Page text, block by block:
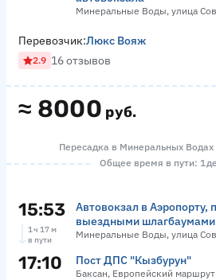
Минеральные Воды, улица
≈ 8000 руб.
Перевозчик:Люкс Вояж
2.9 16 отзывов
Пересадка в Минеральных Водах
Общее время в пути: 1
15:53
Автовокзал в Аэропорту,
выездными шлагбаумами
Минеральные Воды, улица
1 ч 17 м
в пути
17:10 Пост ДПС "Кызбурун"
Баксан, Европейский